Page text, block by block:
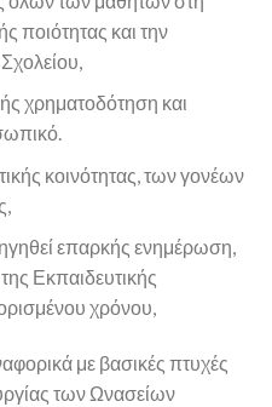
ποιότητας και την
χρηματοδότηση και
κοινότητας, των γονέων
επαρκής ενημέρωση,
Εκπαιδευτικής
χρόνου,
με βασικές πτυχές
των Ωνασείων